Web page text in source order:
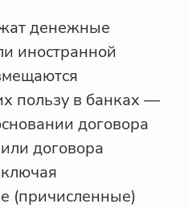
денежные
иностранной
пользу в банках —
договора
договора
(причисленные)